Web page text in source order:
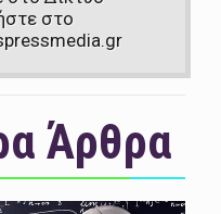
στο
Άρθρα